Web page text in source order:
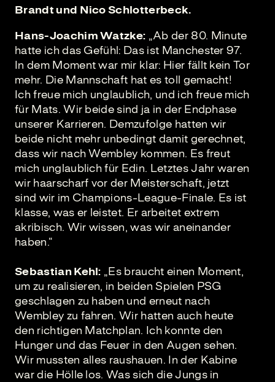
Brandt und Nico Schlotterbeck.
Hans-Joachim Watzke: „Ab der 80. Minute
hatte ich das Gefühl: Das ist Manchester 97.
In dem Moment war mir klar: Hier fällt kein Tor
mehr. Die Mannschaft hat es toll gemacht!
Ich freue mich unglaublich, und ich freue mich
für Mats. Wir beide sind ja in der Endphase
unserer Karrieren. Demzufolge hatten wir
beide nicht mehr unbedingt damit gerechnet,
dass wir nach Wembley kommen. Es freut
mich unglaublich für Edin. Letztes Jahr waren
wir haarscharf vor der Meisterschaft, jetzt
sind wir im Champions-League-Finale. Es ist
klasse, was er leistet. Er arbeitet extrem
akribisch. Wir wissen, was wir aneinander
haben.“
Sebastian Kehl: „Es braucht einen Moment,
um zu realisieren, in beiden Spielen PSG
geschlagen zu haben und erneut nach
Wembley zu fahren. Wir hatten auch heute
den richtigen Matchplan. Ich konnte den
Hunger und das Feuer in den Augen sehen.
Wir mussten alles raushauen. In der Kabine
war die Hölle los. Was sich die Jungs in